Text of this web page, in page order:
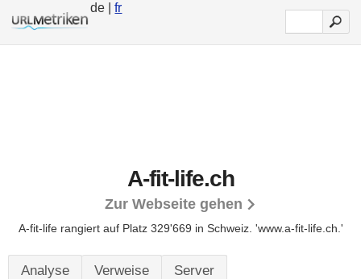
de |fr
A-fit-life.ch
Zur Webseite gehen
A-fit-life rangiert auf Platz 329'669 in Schweiz. 'www.a-fit-life.ch.'
Analyse Verweise Server